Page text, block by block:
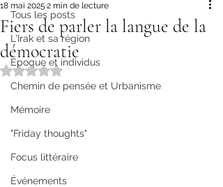
Tous les posts
L'Irak et sa région
Epoque et individus
Chemin de pensée et Urbanisme
Mémoire
"Friday thoughts"
Focus littéraire
Événements
Fiers de parler la langue de la
démocratie
18 mai 2025 2 min de lecture
Noté NaN étoiles sur 5.